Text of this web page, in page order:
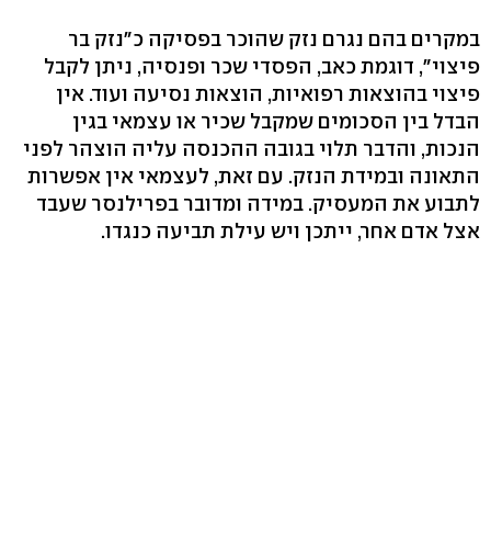
במקרים בהם נגרם נזק שהוכר בפסיקה כ"נזק בר
פיצוי", דוגמת כאב, הפסדי שכר ופנסיה, ניתן לקבל
פיצוי בהוצאות רפואיות, הוצאות נסיעה ועוד. אין
הבדל בין הסכומים שמקבל שכיר או עצמאי בגין
הנכות, והדבר תלוי בגובה ההכנסה עליה הוצהר לפני
התאונה ובמידת הנזק. עם זאת, לעצמאי אין אפשרות
לתבוע את המעסיק. במידה ומדובר בפרילנסר שעבד
אצל אדם אחר, ייתכן ויש עילת תביעה כנגדו.